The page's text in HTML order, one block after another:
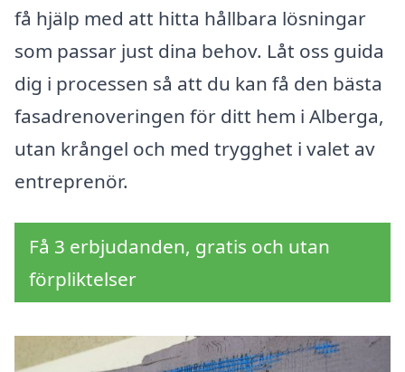
få hjälp med att hitta hållbara lösningar
som passar just dina behov. Låt oss guida
dig i processen så att du kan få den bästa
fasadrenoveringen för ditt hem i Alberga,
utan krångel och med trygghet i valet av
entreprenör.
Få 3 erbjudanden, gratis och utan
förpliktelser